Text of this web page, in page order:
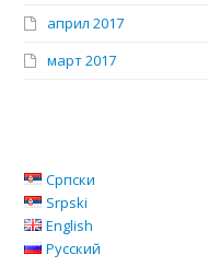
април 2017
март 2017
Српски
Srpski
English
Русский